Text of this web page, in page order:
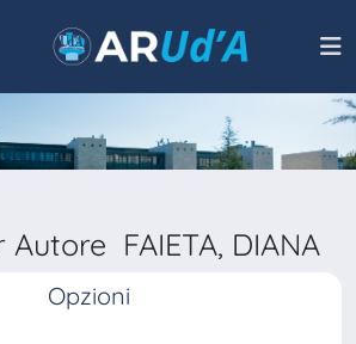
FAIETA, DIANA
Opzioni